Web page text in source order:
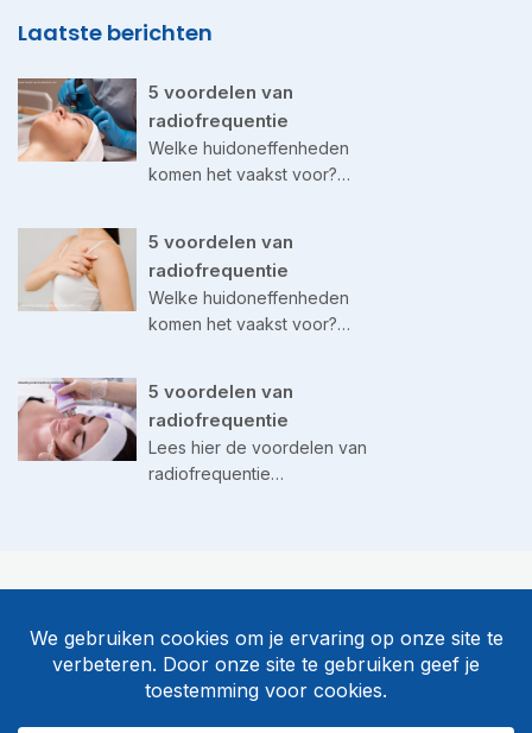
Laatste berichten
5 voordelen van
radiofrequentie
Welke huidoneffenheden
komen het vaakst voor?…
5 voordelen van
radiofrequentie
Welke huidoneffenheden
komen het vaakst voor?…
5 voordelen van
radiofrequentie
Lees hier de voordelen van
radiofrequentie…
Body & Beauty
Algemene voorwaarden
Privacy & disclaimer
Sitemap